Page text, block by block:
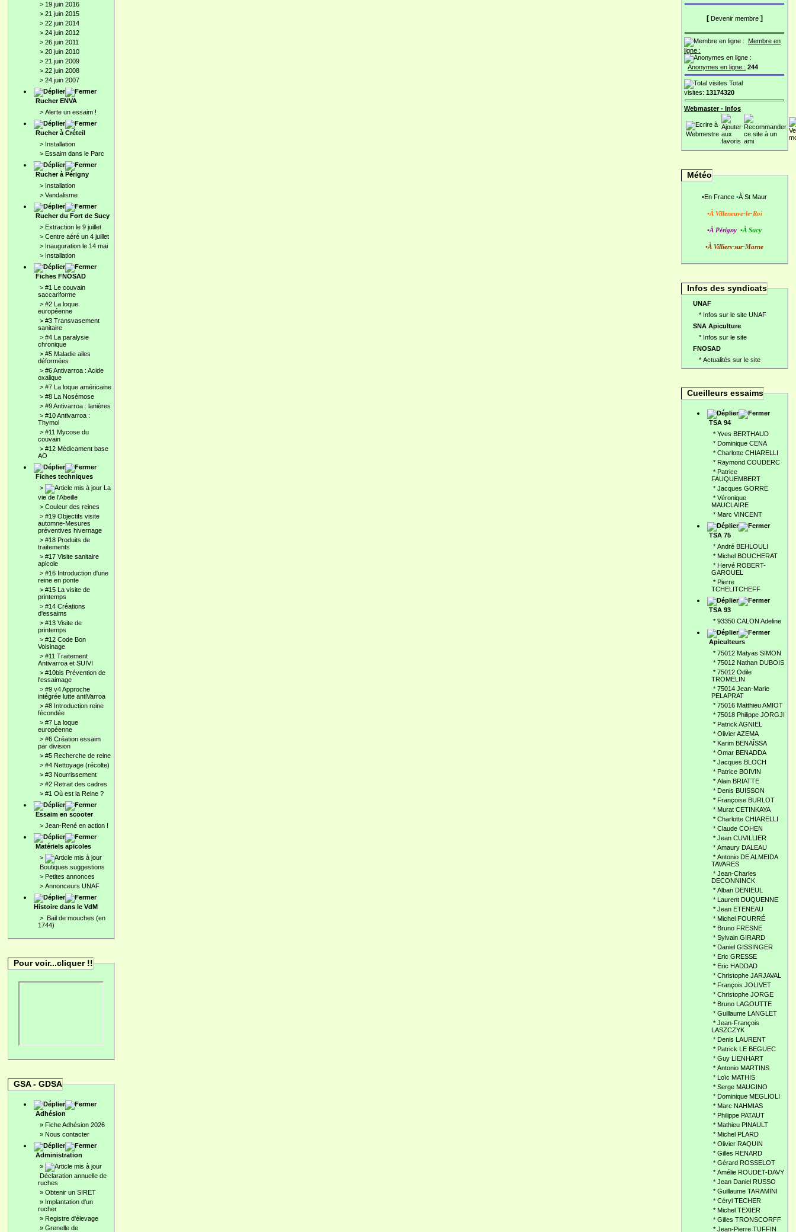
> 19 juin 2016
> 21 juin 2015
> 22 juin 2014
> 24 juin 2012
> 26 juin 2011
> 20 juin 2010
> 21 juin 2009
> 22 juin 2008
> 24 juin 2007
Rucher ENVA
> Alerte un essaim !
Rucher à Créteil
> Installation
> Essaim dans le Parc
Rucher à Périgny
> Installation
> Vandalisme
Rucher du Fort de Sucy
> Extraction le 9 juillet
> Centre aéré un 4 juillet
> Inauguration le 14 mai
> Installation
Fiches FNOSAD
> #1 Le couvain
saccariforme
> #2 La loque
européenne
> #3 Transvasement
sanitaire
> #4 La paralysie
chronique
> #5 Maladie ailes
déformées
> #6 Antivarroa : Acide
oxalique
> #7 La loque américaine
> #8 La Nosémose
> #9 Antivarroa : lanières
> #10 Antivarroa :
Thymol
> #11 Mycose du
couvain
> #12 Médicament base
AO
Fiches techniques
>
La
vie de l'Abeille
> Couleur des reines
> #19 Objectifs visite
automne-Mesures
préventives hivernage
> #18 Produits de
traitements
> #17 Visite sanitaire
apicole
> #16 Introduction d'une
reine en ponte
> #15 La visite de
printemps
> #14 Créations
d'essaims
> #13 Visite de
printemps
> #12 Code Bon
Voisinage
> #11 Traitement
Antivarroa et SUIVI
> #10bis Prévention de
l'essaimage
> #9 v4 Approche
intégrée lutte antiVarroa
> #8 Introduction reine
fécondée
> #7 La loque
européenne
> #6 Création essaim
par division
> #5 Recherche de reine
> #4 Nettoyage (récolte)
> #3 Nourrissement
> #2 Retrait des cadres
> #1 Où est la Reine ?
Essaim en scooter
> Jean-René en action !
Matériels apicoles
>
Boutiques suggestions
> Petites annonces
> Annonceurs UNAF
Histoire dans le VdM
> Bail de mouches (en
1744)
Pour voir...cliquer !!
GSA - GDSA
Adhésion
» Fiche Adhésion 2026
» Nous contacter
Administration
»
Déclaration annuelle de
ruches
» Obtenir un SIRET
» Implantation d'un
rucher
» Registre d'élevage
» Grenelle de
[ Devenir membre]
Membre en
ligne :
Anonymes en ligne : 244
Total
visites: 13174320
Webmaster - Infos
Météo
•En France •À St Maur
•À Villeneuve-le-Roi
•À Périgny •À Sucy
•À Villiers-sur-Marne
Infos des syndicats
UNAF
* Infos sur le site UNAF
SNA Apiculture
* Infos sur le site
FNOSAD
* Actualités sur le site
Cueilleurs essaims
TSA 94
* Yves BERTHAUD
* Dominique CENA
* Charlotte CHIARELLI
* Raymond COUDERC
* Patrice
FAUQUEMBERT
* Jacques GORRE
* Véronique
MAUCLAIRE
* Marc VINCENT
TSA 75
* André BEHLOULI
* Michel BOUCHERAT
* Hervé ROBERT-
GAROUEL
* Pierre
TCHELITCHEFF
TSA 93
* 93350 CALON Adeline
Apiculteurs
* 75012 Matyas SIMON
* 75012 Nathan DUBOIS
* 75012 Odile
TROMELIN
* 75014 Jean-Marie
PELAPRAT
* 75016 Matthieu AMIOT
* 75018 Philippe JORGJI
* Patrick AGNIEL
* Olivier AZEMA
* Karim BENAÎSSA
* Omar BENADDA
* Jacques BLOCH
* Patrice BOIVIN
* Alain BRIATTE
* Denis BUISSON
* Françoise BURLOT
* Murat CETINKAYA
* Charlotte CHIARELLI
* Claude COHEN
* Jean CUVILLIER
* Amaury DALEAU
* Antonio DE ALMEIDA
TAVARES
* Jean-Charles
DECONNINCK
* Alban DENIEUL
* Laurent DUQUENNE
* Jean ETENEAU
* Michel FOURRÉ
* Bruno FRESNE
* Sylvain GIRARD
* Daniel GISSINGER
* Eric GRESSE
* Eric HADDAD
* Christophe JARJAVAL
* François JOLIVET
* Christophe JORGE
* Bruno LAGOUTTE
* Guillaume LANGLET
* Jean-François
LASZCZYK
* Denis LAURENT
* Patrick LE BEGUEC
* Guy LIENHART
* Antonio MARTINS
* Loïc MATHIS
* Serge MAUGINO
* Dominique MEGLIOLI
* Marc NAHMIAS
* Philippe PATAUT
* Mathieu PINAULT
* Michel PLARD
* Olivier RAQUIN
* Gilles RENARD
* Gérard ROSSELOT
* Amélie ROUDET-DAVY
* Jean Daniel RUSSO
* Guillaume TARAMINI
* Céryl TECHER
* Michel TEXIER
* Gilles TRONSCORFF
* Jean-Pierre TUFFIN